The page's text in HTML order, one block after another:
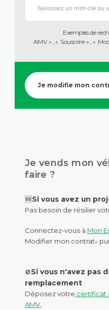
redirigé
description
question.
Exemples de
AMV
Souscrire
Je modifie mon
Je vends mon
faire ?
🆕Si vous avez un
Pas besoin de résilier
Connectez-vous à Mon
Modifier mon contrat»
🚫Si vous n'avez pas
remplacement:
Déposez votre certificat
AMV,